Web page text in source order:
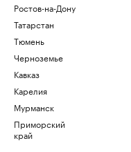
Ростов-на-Дону
Татарстан
Тюмень
Черноземье
Кавказ
Карелия
Мурманск
Приморский
край